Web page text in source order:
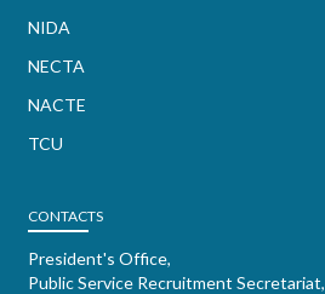
NIDA
NECTA
NACTE
TCU
CONTACTS
President's Office,
Public Service Recruitment Secretariat,